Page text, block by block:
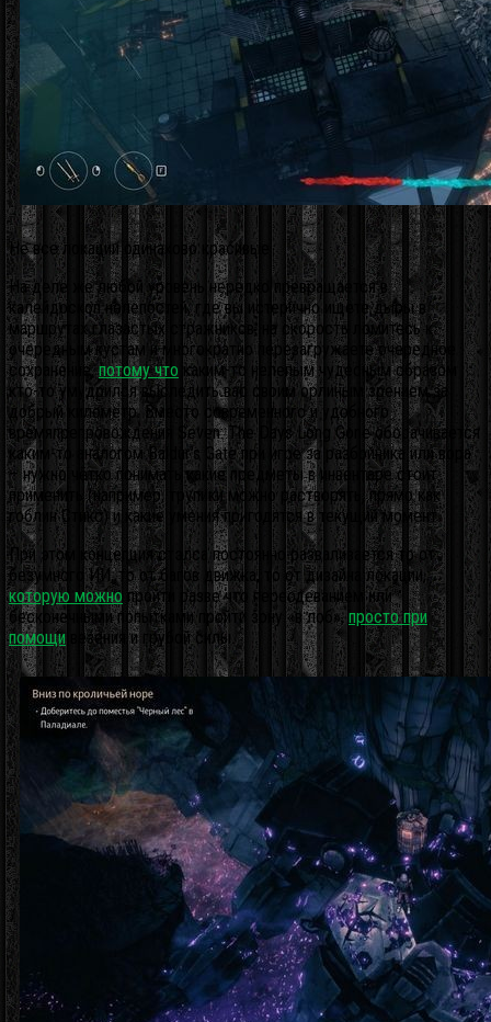
Не все локации одинаково красивые
На деле же любой уровень нередко превращается в
калейдоскоп нелепостей, где вы истерично ищете дыры в
маршрутах глазастых стражников, на скорость ломитесь к
очередным кустам и многократно перезагружаете очередное
сохранение,потому что каким-то нелепым чудесным образом
кто-то умудрился выследить вас своим орлиным зрением за
добрый километр. Вместо современного и удобного
времяпрепровождения Seven: The Days Long Gone оборачивается
каким-то аналогом Baldur’s Gate при игре за разбойника или вора
– нужно чётко понимать какие предметы в инвентаре стоит
применить (например, трупики можно растворять, прямо как
гоблин Стикс) и какие умения пригодятся в текущий момент.
При этом концепция стэлса постоянно разваливается то от
безумного ИИ, то от багов движка, то от дизайна локации,
которую можно пройти разве что переодеванием или
бесконечными попытками пройти зону «в лоб», просто при
помощи везения и грубой силы.